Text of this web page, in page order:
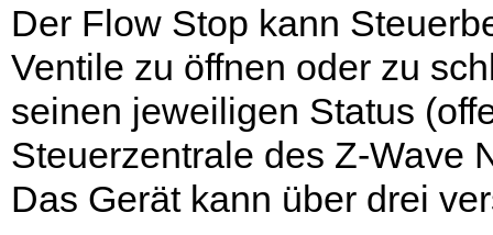
Der Flow Stop kann
Ventile zu öffnen oder zu
seinen jeweiligen Status
Steuerzentrale des Z-Wave
Das Gerät kann über drei